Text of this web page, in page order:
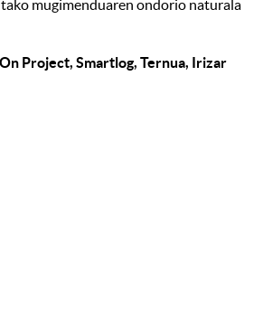
mugimenduaren ondorio naturala
Project, Smartlog, Ternua, Irizar